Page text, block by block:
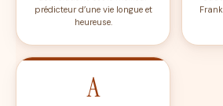
prédicteur d’une vie longue et
heureuse.
A